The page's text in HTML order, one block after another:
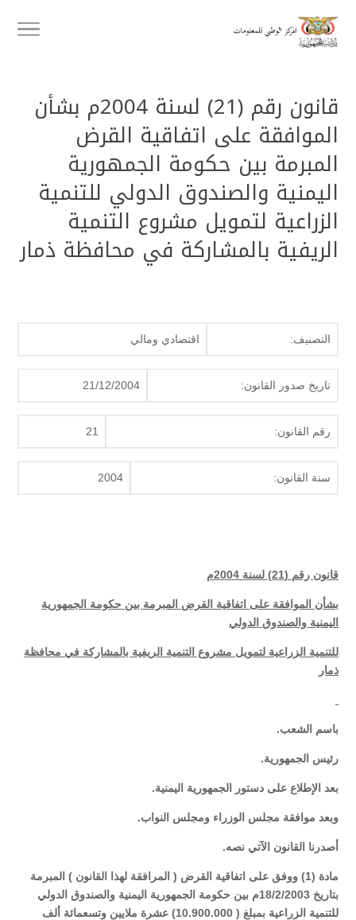
قانون رقم (21) لسنة 2004م بشأن
الموافقة على اتفاقية القرض
المبرمة بين حكومة الجمهورية
اليمنية والصندوق الدولي للتنمية
الزراعية لتمويل مشروع التنمية
الريفية بالمشاركة في محافظة ذمار
التصنيف: اقتصادي ومالي
تاريخ صدور القانون: 21/12/2004
رقم القانون: 21
سنة القانون: 2004
قانون رقم (21) لسنة 2004م
بشأن الموافقة على اتفاقية القرض المبرمة بين حكومة الجمهورية
اليمنية والصندوق الدولي
للتنمية الزراعية لتمويل مشروع التنمية الريفية بالمشاركة في محافظة
ذمار
باسم الشعب.
رئيس الجمهورية.
بعد الإطلاع على دستور الجمهورية اليمنية.
وبعد موافقة مجلس الوزراء ومجلس النواب.
أصدرنا القانون الآتي نصه.
مادة (1) ووفق على اتفاقية القرض ( المرافقة لهذا القانون ) المبرمة
بتاريخ 18/2/2003م بين حكومة الجمهورية اليمنية والصندوق الدولي
للتنمية الزراعية بمبلغ ( 10.900.000) عشرة ملايين وتسعمائة ألف